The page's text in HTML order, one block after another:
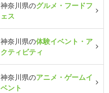
神奈川県のグルメ・フードフ
ェス
神奈川県の体験イベント・ア
クティビティ
神奈川県のアニメ・ゲームイ
ベント